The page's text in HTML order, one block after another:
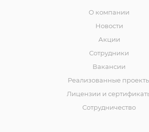
О компании
Новости
Акции
Сотрудники
Вакансии
Реализованные
Лицензии и
Сотрудничество